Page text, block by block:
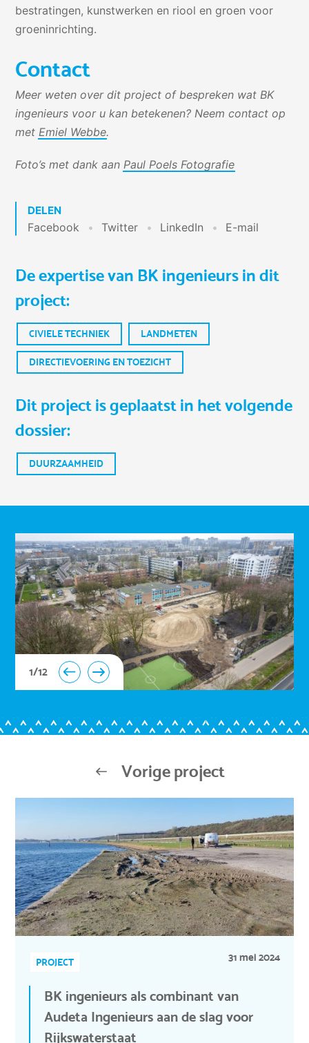
bestratingen, kunstwerken en riool en groen voor
groeninrichting.
Contact
Meer weten over dit project of bespreken wat BK
ingenieurs voor u kan betekenen? Neem contact op
met Emiel Webbe.
Foto’s met dank aan Paul Poels Fotografie
DELEN
Facebook Twitter LinkedIn E-mail
De expertise van BK ingenieurs in dit
project:
CIVIELE TECHNIEK LANDMETEN
DIRECTIEVOERING EN TOEZICHT
Dit project is geplaatst in het volgende
dossier:
DUURZAAMHEID
1/12
Vorige project
PROJECT 31 mei 2024
BK ingenieurs als combinant van
Audeta Ingenieurs aan de slag voor
Rijkswaterstaat